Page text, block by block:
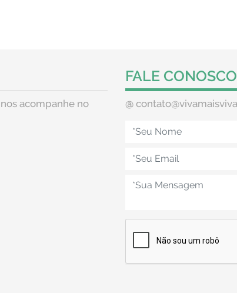
acompanhe no
FALE CONOSCO
@